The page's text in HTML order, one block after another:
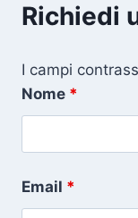
Richiedi
I campi
Nome *
Email *